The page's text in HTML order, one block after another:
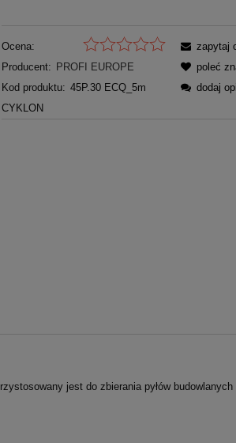
Ocena:
Producent: PROFI EUROPE
Kod produktu: 45P.30 ECQ_5m
CYKLON
zapytaj
poleć
dodaj
jest do zbierania pyłów